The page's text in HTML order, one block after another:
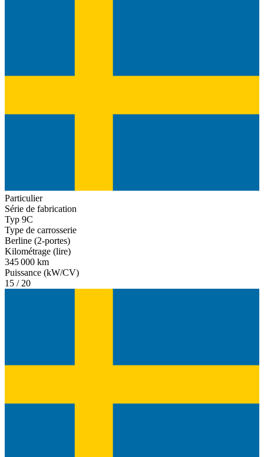
Particulier
Série de fabrication
Typ 9C
Type de carrosserie
Berline (2-portes)
Kilométrage (lire)
345 000 km
Puissance (kW/CV)
15 / 20